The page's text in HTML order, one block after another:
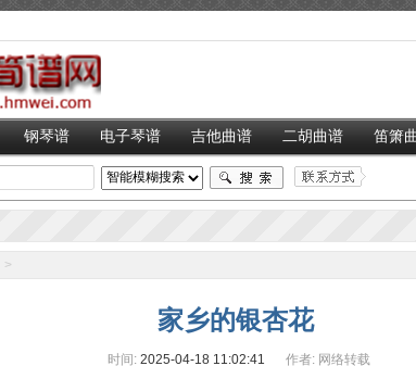
钢琴谱 电子琴谱 吉他曲谱 二胡曲谱 笛箫
>
家乡的银杏花
时间: 2025-04-18 11:02:41 作者: 网络转载